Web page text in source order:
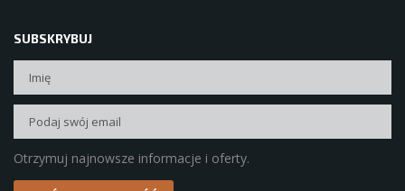
SUBSKRYBUJ
Otrzymuj najnowsze informacje i oferty.